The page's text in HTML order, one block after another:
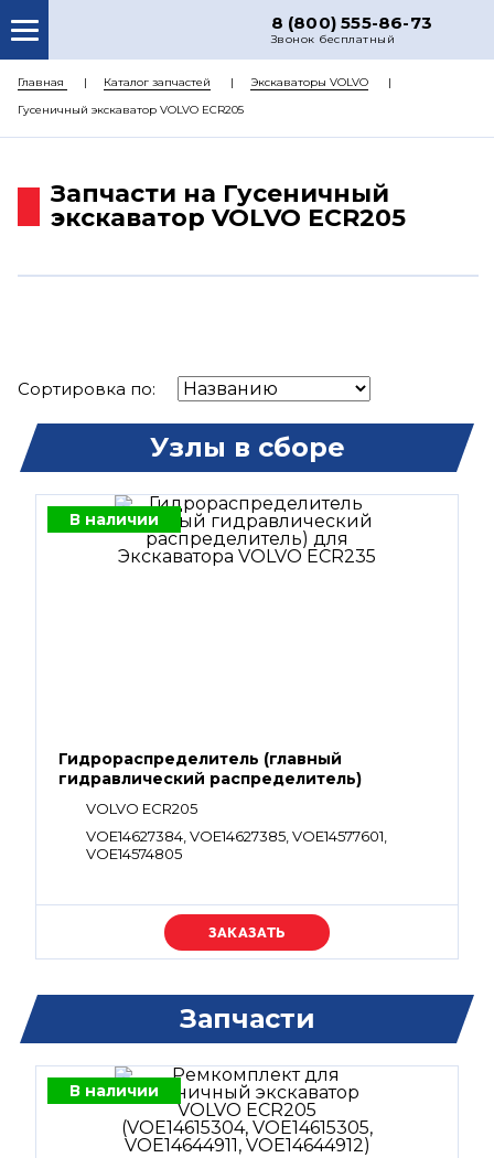
8 (800) 555-86-73
Звонок бесплатный
О НАС
КАТАЛОГ ЗАПЧАСТЕЙ
ДОСТАВКА
Главная Каталог запчастей
Экскаваторы VOLVO
Гусеничный экскаватор VOLVO ECR205
Запчасти на Гусеничный
экскаватор VOLVO ECR205
Сортировка по:
Узлы в сборе
В наличии
Гидрораспределитель (главный
гидравлический распределитель)
VOLVO ECR205
VOE14627384, VOE14627385, VOE14577601,
VOE14574805
Уточняйте цену
Запчасти
В наличии